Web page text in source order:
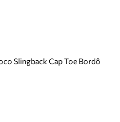
Slingback Cap Toe Bordô